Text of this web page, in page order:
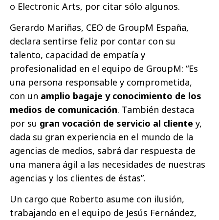
o Electronic Arts, por citar sólo algunos.
Gerardo Mariñas, CEO de GroupM España,
declara sentirse feliz por contar con su
talento, capacidad de empatía y
profesionalidad en el equipo de GroupM: “Es
una persona responsable y comprometida,
con un amplio bagaje y conocimiento de los
medios de comunicación. También destaca
por su gran vocación de servicio al cliente y,
dada su gran experiencia en el mundo de la
agencias de medios, sabrá dar respuesta de
una manera ágil a las necesidades de nuestras
agencias y los clientes de éstas”.
Un cargo que Roberto asume con ilusión,
trabajando en el equipo de Jesús Fernández,